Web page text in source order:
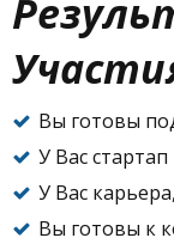
Вы готовы
У Вас стартап
У Вас
Вы готовы к